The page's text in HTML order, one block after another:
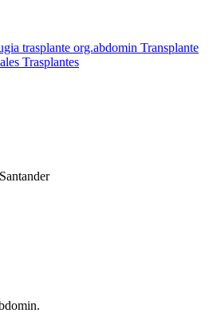
trasplante org.abdomin Transplante
Trasplantes